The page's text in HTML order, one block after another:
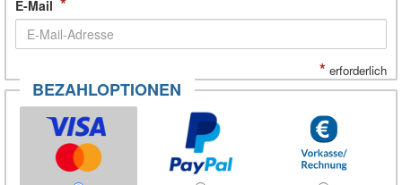
E-Mail
* erforderlich
BEZAHLOPTIONEN